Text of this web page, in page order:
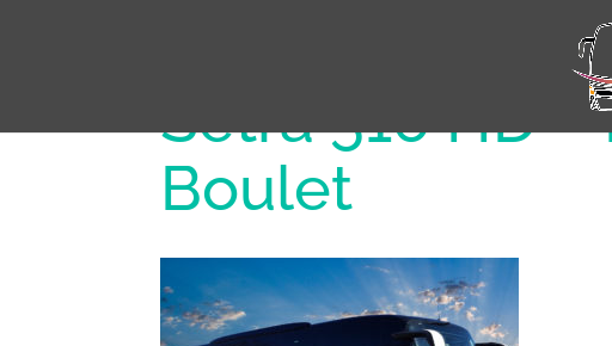
Setra 516 HD
Boulet